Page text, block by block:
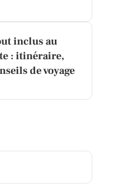
inclus au
: itinéraire,
de voyage